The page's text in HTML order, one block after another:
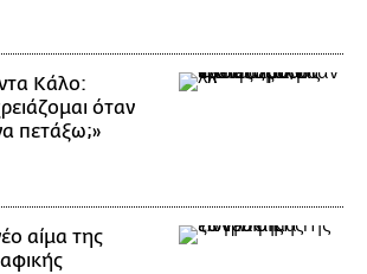
Κάλο:
όταν
πετάξω;»
αίμα της